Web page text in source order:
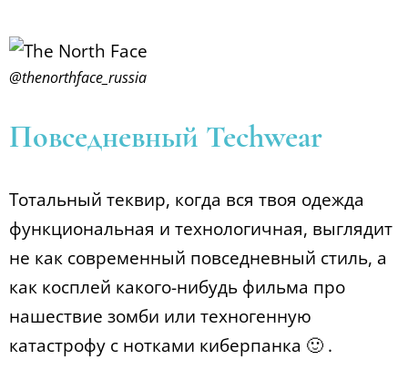
@thenorthface_russia
Повседневный Techwear
Тотальный теквир, когда вся твоя одежда
функциональная и технологичная, выглядит
не как современный повседневный стиль, а
как косплей какого-нибудь фильма про
нашествие зомби или техногенную
катастрофу с нотками киберпанка 🙂 .